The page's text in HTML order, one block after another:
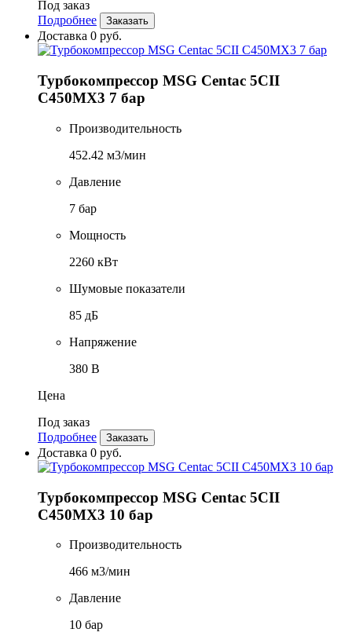
Под заказ
Подробнее
Заказать
Доставка 0 руб.
Турбокомпрессор MSG Centac 5CII
C450MX3 7 бар
Производительность
452.42 м3/мин
Давление
7 бар
Мощность
2260 кВт
Шумовые показатели
85 дБ
Напряжение
380 В
Цена
Под заказ
Подробнее
Заказать
Доставка 0 руб.
Турбокомпрессор MSG Centac 5CII
C450MX3 10 бар
Производительность
466 м3/мин
Давление
10 бар